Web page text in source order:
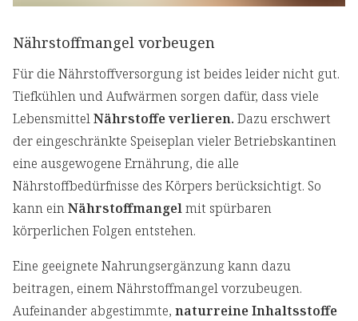
Nährstoffmangel vorbeugen
Für die Nährstoffversorgung ist beides leider nicht gut.
Tiefkühlen und Aufwärmen sorgen dafür, dass viele
LebensmittelNährstoffe verlieren. Dazu erschwert
der eingeschränkte Speiseplan vieler Betriebskantinen
eine ausgewogene Ernährung, die alle
Nährstoffbedürfnisse des Körpers berücksichtigt. So
kann einNährstoffmangelmit spürbaren
körperlichen Folgen entstehen.
Eine geeignete Nahrungsergänzung kann dazu
beitragen, einem Nährstoffmangel vorzubeugen.
Aufeinander abgestimmte, naturreine Inhaltsstoffe